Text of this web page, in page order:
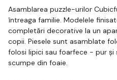
Asamblarea puzzle-urilor
întreaga familie. Modelele
completări decorative la un
copii. Piesele sunt asamblate
folosi lipici sau foarfece - pur și
scumpe din foaie.